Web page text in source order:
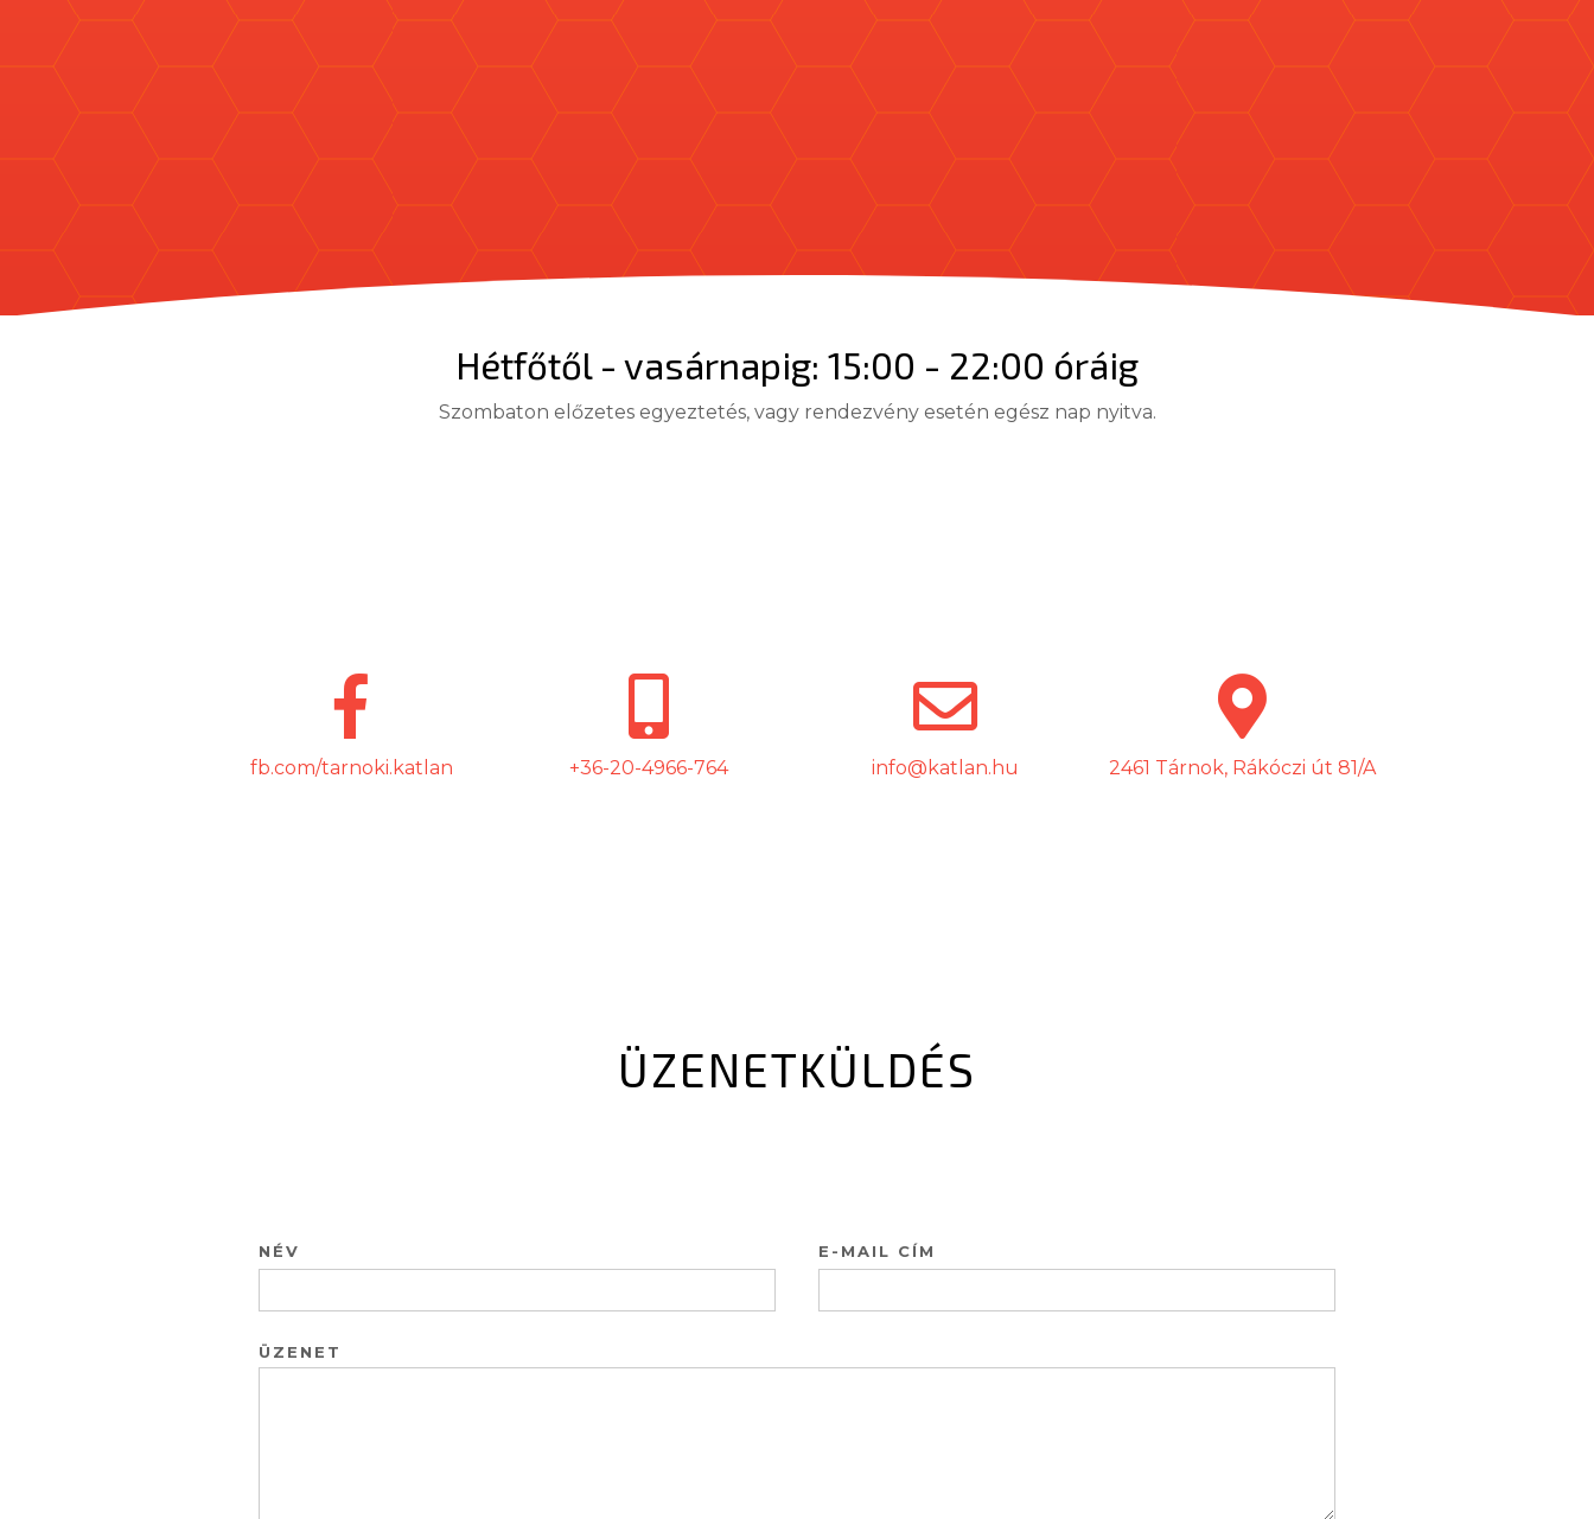
Hétfőtől - vasárnapig: 15:00 - 22:00 óráig
Szombaton előzetes egyeztetés, vagy rendezvény esetén egész nap nyitva.
fb.com/tarnoki.katlan +36-20-4966-764 info@katlan.hu 2461 Tárnok, Rákóczi út 81/A
ÜZENETKÜLDÉS
NÉV E-MAIL CÍM
ÜZENET